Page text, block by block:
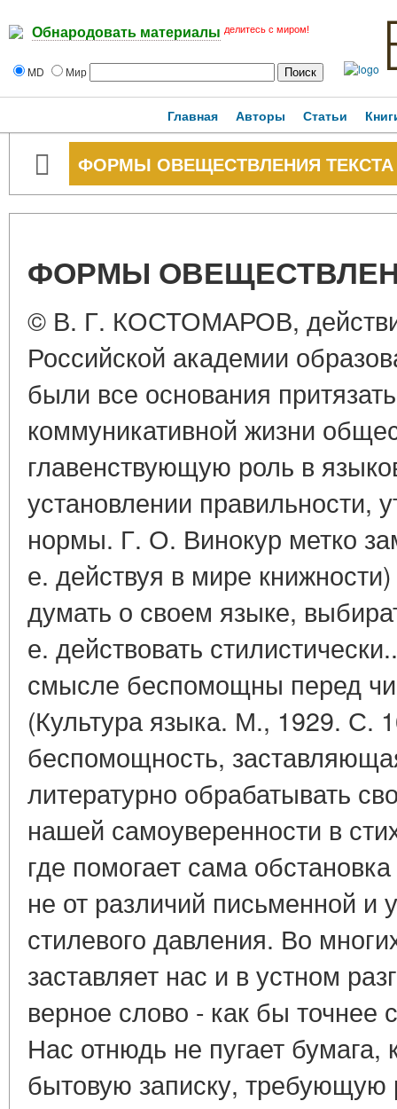
Обнародовать материалы делитесь с миром!
MD Мир
Главная Авторы Статьи
ФОРМЫ ОВЕЩЕСТВЛЕНИЯ ТЕКСТА
ФОРМЫ
© В. Г. КОСТОМАРОВ,
Российской академии
были все основания
коммуникативной жизни
главенствующую роль в
установлении правильности,
нормы. Г. О. Винокур метко
е. действуя в мире
думать о своем языке,
е. действовать
смысле беспомощны перед
(Культура языка. М., 1929. С.
беспомощность,
литературно обрабатывать
нашей самоуверенности в
где помогает сама
не от различий письменной и
стилевого давления. Во
заставляет нас и в устном
верное слово - как бы точнее
Нас отнюдь не пугает
бытовую записку, требующую